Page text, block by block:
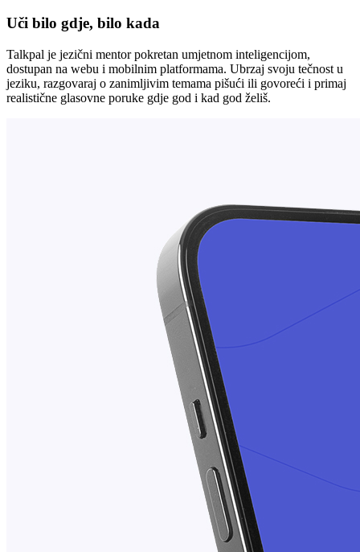
Uči bilo gdje, bilo kada
Talkpal je jezični mentor pokretan umjetnom inteligencijom,
dostupan na webu i mobilnim platformama. Ubrzaj svoju tečnost u
jeziku, razgovaraj o zanimljivim temama pišući ili govoreći i primaj
realistične glasovne poruke gdje god i kad god želiš.